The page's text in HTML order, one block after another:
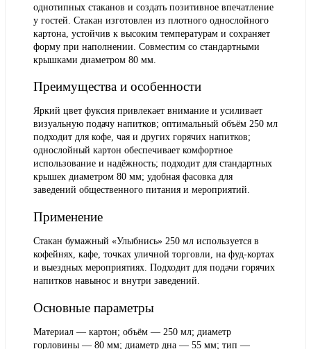
однотипных стаканов и создать позитивное впечатление
у гостей. Стакан изготовлен из плотного однослойного
картона, устойчив к высоким температурам и сохраняет
форму при наполнении. Совместим со стандартными
крышками диаметром 80 мм.
Преимущества и особенности
Яркий цвет фуксия привлекает внимание и усиливает
визуальную подачу напитков; оптимальный объём 250 мл
подходит для кофе, чая и других горячих напитков;
однослойный картон обеспечивает комфортное
использование и надёжность; подходит для стандартных
крышек диаметром 80 мм; удобная фасовка для
заведений общественного питания и мероприятий.
Применение
Стакан бумажный «Улыбнись» 250 мл используется в
кофейнях, кафе, точках уличной торговли, на фуд-кортах
и выездных мероприятиях. Подходит для подачи горячих
напитков навынос и внутри заведений.
Основные параметры
Материал — картон; объём — 250 мл; диаметр
горловины — 80 мм; диаметр дна — 55 мм; тип —